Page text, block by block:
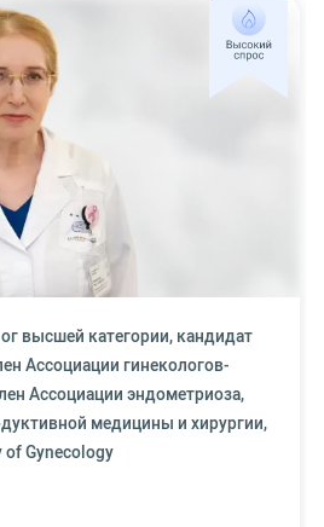
высшей категории, кандидат
Ассоциации гинекологов-
Ассоциации эндометриоза,
медицины и хирургии,
of Gynecology